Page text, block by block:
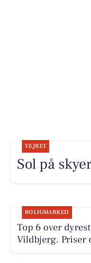
VEJRET
Sol på
BOLIGMARKED
Top 6 over
Vildbjerg. Priser